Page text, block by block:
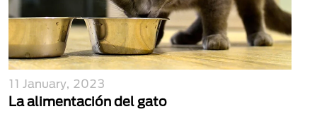
11 January, 2023
La alimentación del gato